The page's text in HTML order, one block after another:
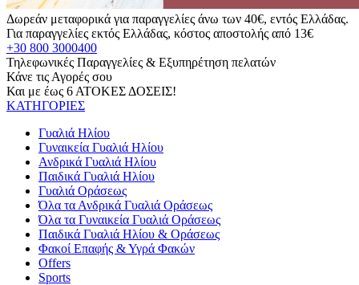
Δωρεάν μεταφορικά για παραγγελίες άνω των 40€, εντός Ελλάδας.
Για παραγγελίες εκτός Ελλάδας, κόστος αποστολής από 13€
+30 800 3000400
Τηλεφωνικές Παραγγελίες & Εξυπηρέτηση πελατών
Κάνε τις Αγορές σου
Και με έως 6 ΑΤΟΚΕΣ ΔΟΣΕΙΣ!
ΚΑΤΗΓΟΡΙΕΣ
Γυαλιά Ηλίου
Γυναικεία Γυαλιά Ηλίου
Ανδρικά Γυαλιά Ηλίου
Παιδικά Γυαλιά Ηλίου
Γυαλιά Οράσεως
Όλα τα Ανδρικά Γυαλιά Οράσεως
Όλα τα Γυναικεία Γυαλιά Οράσεως
Παιδικά Γυαλιά Ηλίου & Οράσεως
Φακοί Επαφής & Υγρά Φακών
Offers
Sports